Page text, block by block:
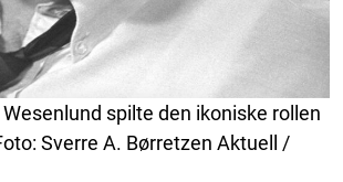
spilte den ikoniske rollen
Sverre A. Børretzen Aktuell /